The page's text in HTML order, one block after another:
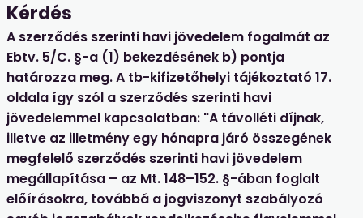
Kérdés
A szerződés szerinti havi jövedelem fogalmát az
Ebtv. 5/C. §-a (1) bekezdésének b) pontja
határozza meg. A tb-kifizetőhelyi tájékoztató 17.
oldala így szól a szerződés szerinti havi
jövedelemmel kapcsolatban: "A távolléti díjnak,
illetve az illetmény egy hónapra járó összegének
megfelelő szerződés szerinti havi jövedelem
megállapítása – az Mt. 148–152. §-ában foglalt
előírásokra, továbbá a jogviszonyt szabályozó